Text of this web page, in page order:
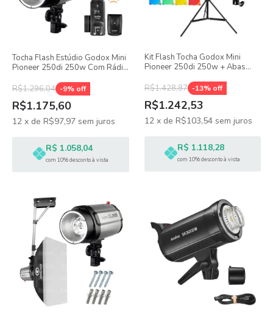
Tocha Flash Estúdio Godox Mini
Pioneer 250di 250w Com Rádio
R$1.296,04 -9% off
R$1.175,60
12 x de R$97,97 sem juros
R$ 1.058,04
com 10% desconto à vista
Kit Flash Tocha Godox Mini
Pioneer 250di 250w + Abas
R$1.428,87 -13% off
R$1.242,53
12 x de R$103,54 sem juros
R$ 1.118,28
com 10% desconto à vista